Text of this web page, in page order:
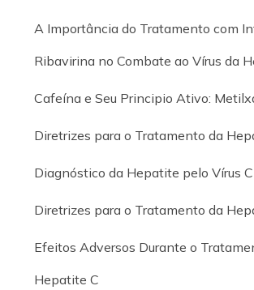
A Importância do Tratamento com
Ribavirina no Combate ao Vírus da
Cafeína e Seu Principio Ativo:
Diretrizes para o Tratamento da
Diagnóstico da Hepatite pelo Vírus C
Diretrizes para o Tratamento da
Efeitos Adversos Durante o
Hepatite C